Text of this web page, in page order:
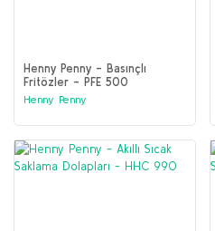
Henny Penny - Basınçlı
Fritözler - PFE 500
Henny Penny